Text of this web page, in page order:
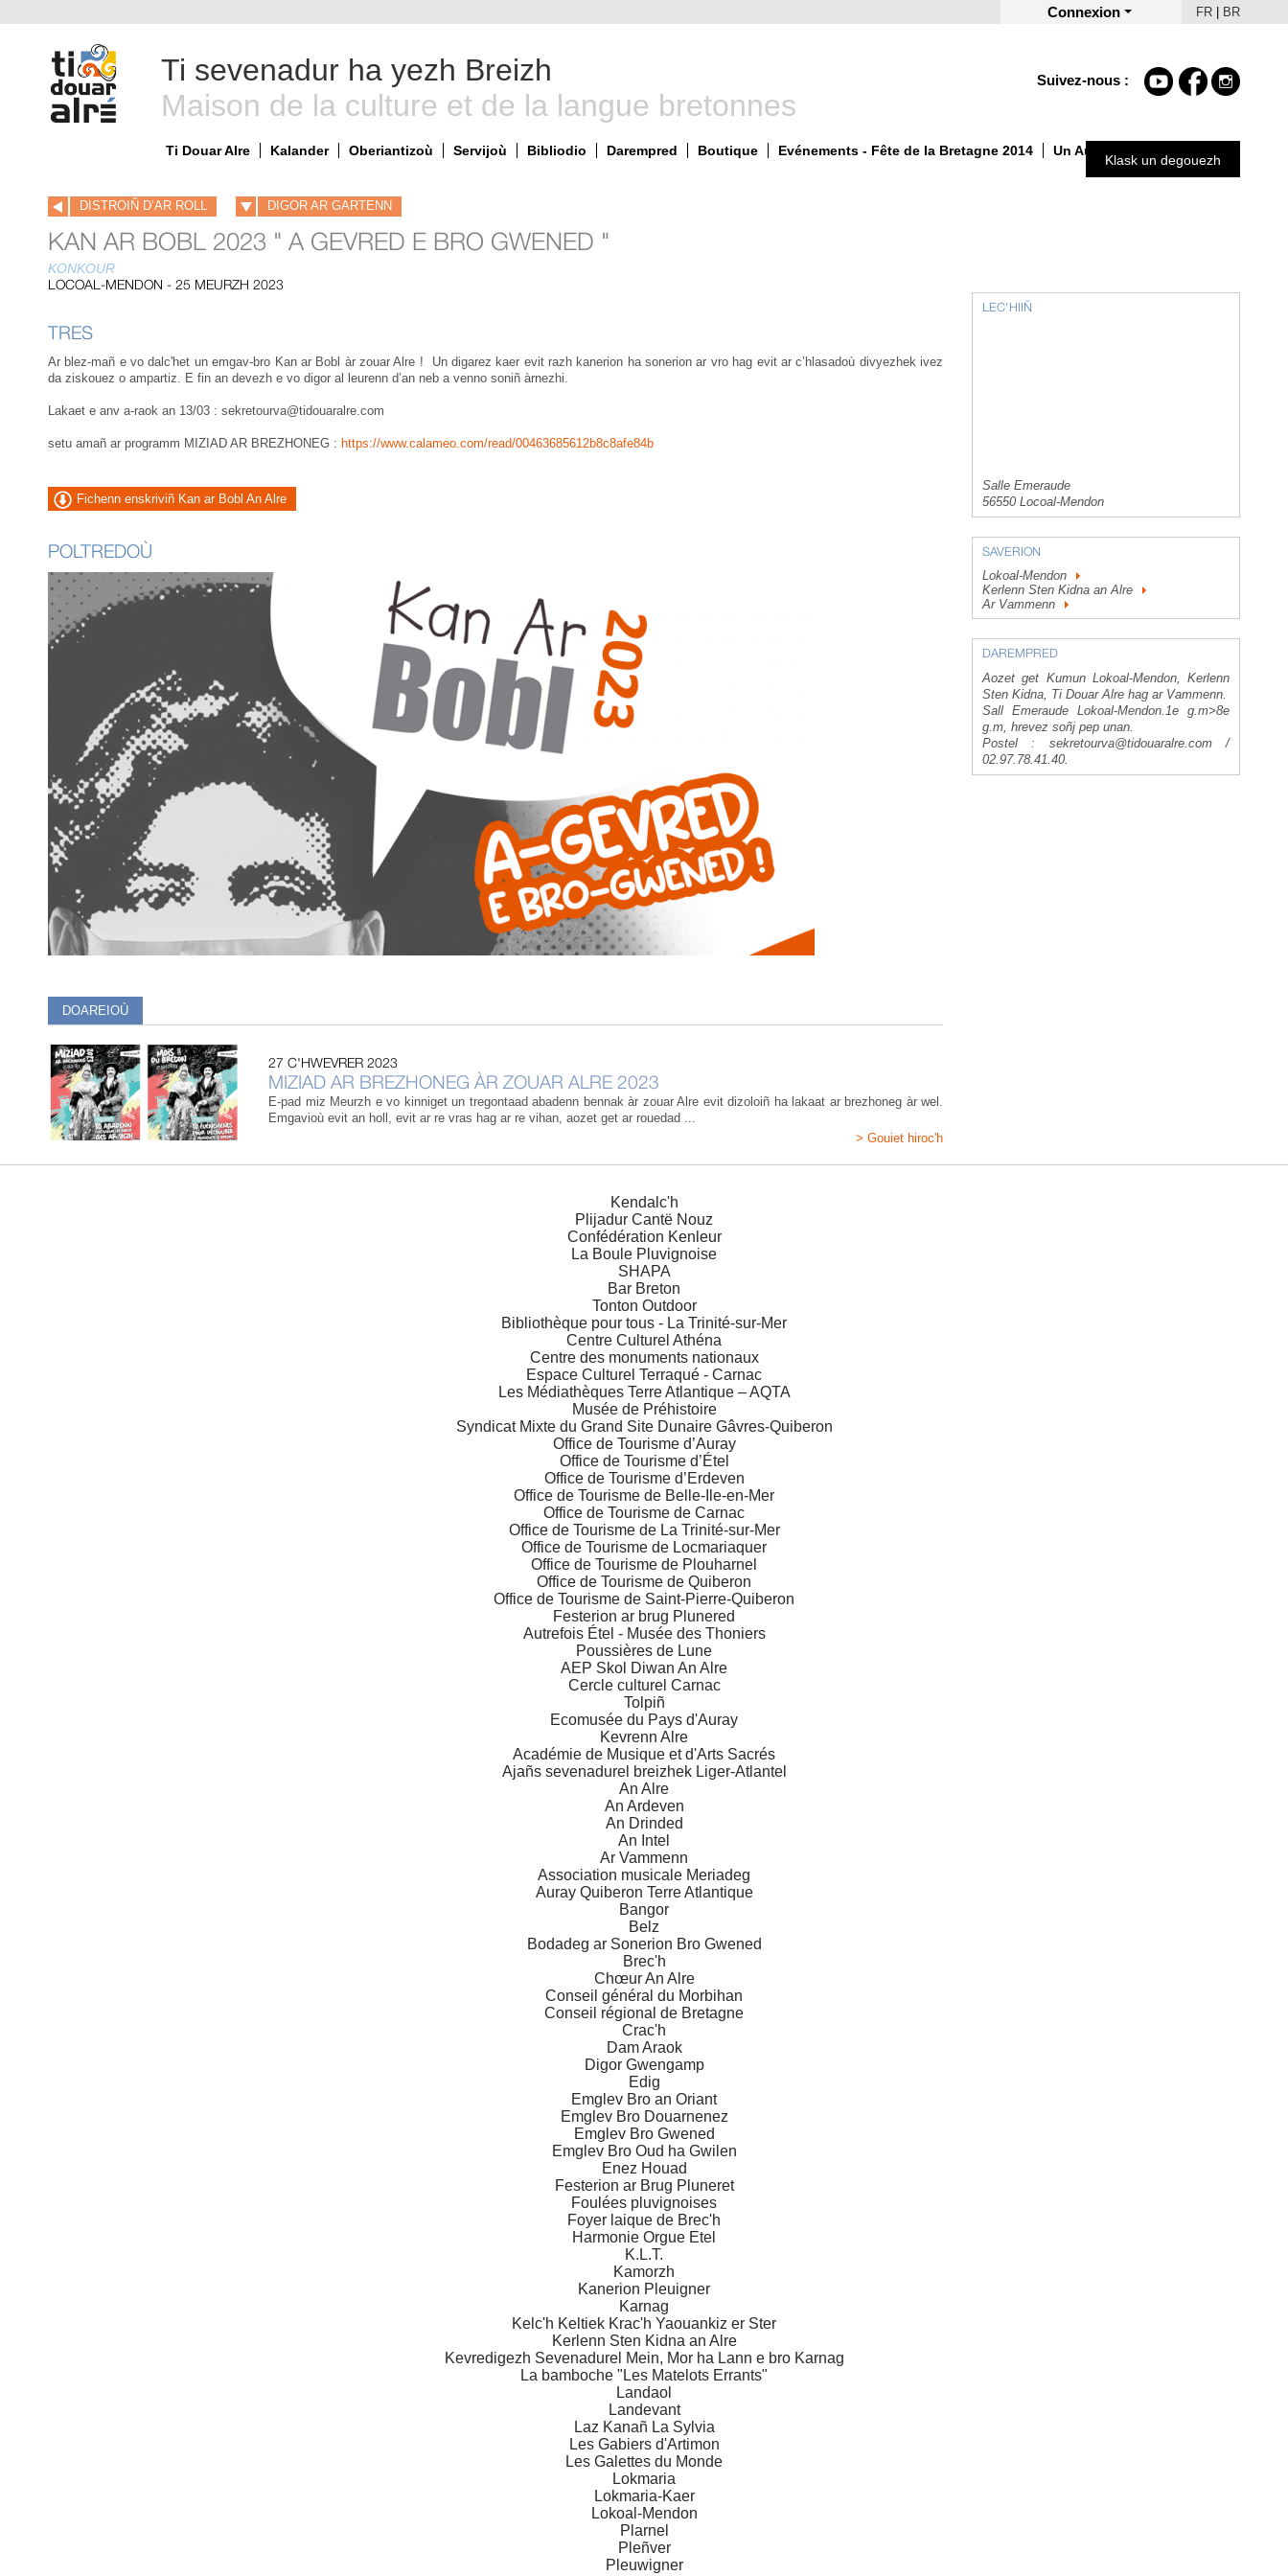
Connexion FR BR
Suivez-nous :
Ti sevenadur ha yezh Breizh
Maison de la culture et de la langue bretonnes
Ti Douar Alre Kalander Oberiantizoù Servijoù Bibliodio Darempred Boutique Evénements - Fête de la Bretagne 2014 Un Automne autrement 2025
Klask un degouezh
LEC'HIIÑ
Salle Emeraude
56550 Locoal-Mendon
SAVERION
Lokoal-Mendon
Kerlenn Sten Kidna an Alre
Ar Vammenn
DAREMPRED
​Aozet get Kumun Lokoal-Mendon, Kerlenn
Sten Kidna, Ti Douar Alre hag ar Vammenn.
Sall Emeraude Lokoal-Mendon.1e g.m>8e
g.m, hrevez soñj pep unan.
Postel : sekretourva@tidouaralre.com /
02.97.78.41.40.
DISTROIÑ D’AR ROLL DIGOR AR GARTENN
KAN AR BOBL 2023 " A GEVRED E BRO GWENED "
KONKOUR
LOCOAL-MENDON - 25 MEURZH 2023
TRES
Ar blez-mañ e vo dalc'het un emgav-bro Kan ar Bobl àr zouar Alre ! Un digarez kaer evit razh kanerion ha sonerion ar vro hag evit ar c’hlasadoù divyezhek ivez
da ziskouez o ampartiz. E fin an devezh e vo digor al leurenn d’an neb a venno soniñ àrnezhi.
Lakaet e anv a-raok an 13/03 : sekretourva@tidouaralre.com
setu amañ ar programm MIZIAD AR BREZHONEG : https://www.calameo.com/read/00463685612b8c8afe84b
Fichenn enskriviñ Kan ar Bobl An Alre
POLTREDOÙ
DOAREIOÙ
27 C'HWEVRER 2023
MIZIAD AR BREZHONEG ÀR ZOUAR ALRE 2023
E-pad miz Meurzh e vo kinniget un tregontaad abadenn bennak àr zouar Alre evit dizoloiñ ha lakaat ar brezhoneg àr wel.
Emgavioù evit an holl, evit ar re vras hag ar re vihan, aozet get ar rouedad ...
> Gouiet hiroc'h
Kendalc'h
Plijadur Cantë Nouz
Confédération Kenleur
La Boule Pluvignoise
SHAPA
Bar Breton
Tonton Outdoor
Bibliothèque pour tous - La Trinité-sur-Mer
Centre Culturel Athéna
Centre des monuments nationaux
Espace Culturel Terraqué - Carnac
Les Médiathèques Terre Atlantique – AQTA
Musée de Préhistoire
Syndicat Mixte du Grand Site Dunaire Gâvres-Quiberon
Office de Tourisme d’Auray
Office de Tourisme d’Étel
Office de Tourisme d’Erdeven
Office de Tourisme de Belle-Ile-en-Mer
Office de Tourisme de Carnac
Office de Tourisme de La Trinité-sur-Mer
Office de Tourisme de Locmariaquer
Office de Tourisme de Plouharnel
Office de Tourisme de Quiberon
Office de Tourisme de Saint-Pierre-Quiberon
Festerion ar brug Plunered
Autrefois Étel - Musée des Thoniers
Poussières de Lune
AEP Skol Diwan An Alre
Cercle culturel Carnac
Tolpiñ
Ecomusée du Pays d'Auray
Kevrenn Alre
Académie de Musique et d'Arts Sacrés
Ajañs sevenadurel breizhek Liger-Atlantel
An Alre
An Ardeven
An Drinded
An Intel
Ar Vammenn
Association musicale Meriadeg
Auray Quiberon Terre Atlantique
Bangor
Belz
Bodadeg ar Sonerion Bro Gwened
Brec'h
Chœur An Alre
Conseil général du Morbihan
Conseil régional de Bretagne
Crac'h
Dam Araok
Digor Gwengamp
Edig
Emglev Bro an Oriant
Emglev Bro Douarnenez
Emglev Bro Gwened
Emglev Bro Oud ha Gwilen
Enez Houad
Festerion ar Brug Pluneret
Foulées pluvignoises
Foyer laique de Brec'h
Harmonie Orgue Etel
K.L.T.
Kamorzh
Kanerion Pleuigner
Karnag
Kelc'h Keltiek Krac'h Yaouankiz er Ster
Kerlenn Sten Kidna an Alre
Kevredigezh Sevenadurel Mein, Mor ha Lann e bro Karnag
La bamboche "Les Matelots Errants"
Landaol
Landevant
Laz Kanañ La Sylvia
Les Gabiers d'Artimon
Les Galettes du Monde
Lokmaria
Lokmaria-Kaer
Lokoal-Mendon
Plarnel
Pleñver
Pleuwigner